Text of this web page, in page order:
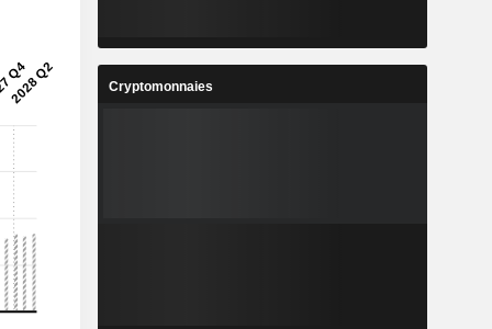
Cryptomonnaies